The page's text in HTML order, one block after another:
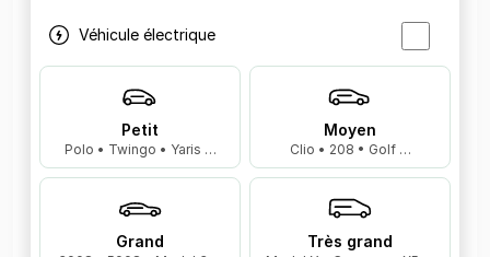
Véhicule électrique
Petit
Polo • Twingo • Yaris …
Moyen
Clio • 208 • Golf …
Grand Très grand